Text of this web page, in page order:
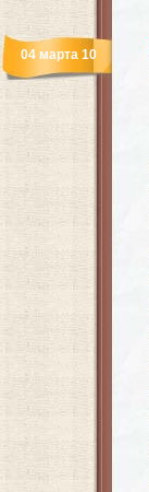
04 марта 10